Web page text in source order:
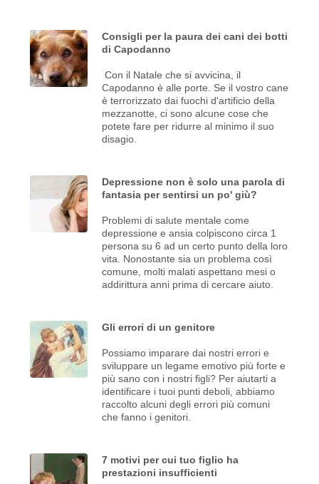
Consigli per la paura dei cani dei botti
di Capodanno
Con il Natale che si avvicina, il
Capodanno è alle porte. Se il vostro cane
è terrorizzato dai fuochi d'artificio della
mezzanotte, ci sono alcune cose che
potete fare per ridurre al minimo il suo
disagio.
Depressione non è solo una parola di
fantasia per sentirsi un po' giù?
Problemi di salute mentale come
depressione e ansia colpiscono circa 1
persona su 6 ad un certo punto della loro
vita. Nonostante sia un problema così
comune, molti malati aspettano mesi o
addirittura anni prima di cercare aiuto.
Gli errori di un genitore
Possiamo imparare dai nostri errori e
sviluppare un legame emotivo più forte e
più sano con i nostri figli? Per aiutarti a
identificare i tuoi punti deboli, abbiamo
raccolto alcuni degli errori più comuni
che fanno i genitori.
7 motivi per cui tuo figlio ha
prestazioni insufficienti